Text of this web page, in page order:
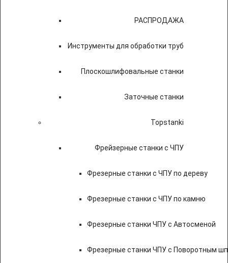
РАСПРОДАЖА
Инструменты для обработки труб
Плоскошлифовальные станки
Заточные станки
Topstanki
Фрейзерные станки с ЧПУ
Фрезерные станки с ЧПУ по дереву
Фрезерные станки с ЧПУ по камню
Фрезерные станки ЧПУ с Автосменой
Фрезерные станки ЧПУ с Поворотным